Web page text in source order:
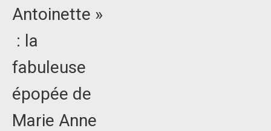
Antoinette »
: la
fabuleuse
épopée de
Marie Anne